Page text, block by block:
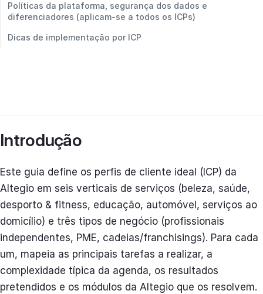
Políticas da plataforma, segurança dos dados e
diferenciadores (aplicam-se a todos os ICPs)
Dicas de implementação por ICP
Introdução
Este guia define os perfis de cliente ideal (ICP) da
Altegio em seis verticais de serviços (beleza, saúde,
desporto & fitness, educação, automóvel, serviços ao
domicílio) e três tipos de negócio (profissionais
independentes, PME, cadeias/franchisings). Para cada
um, mapeia as principais tarefas a realizar, a
complexidade típica da agenda, os resultados
pretendidos e os módulos da Altegio que os resolvem.